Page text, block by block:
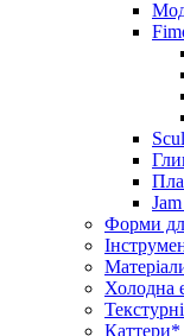
Форми
Холодна
Каттери*